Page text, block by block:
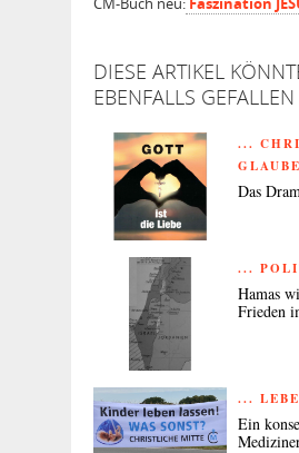
DIESE ARTIKEL
EBENFALLS GEFALLEN
...
GLAUBE
Das
...
Hamas
Frieden
...
Ein